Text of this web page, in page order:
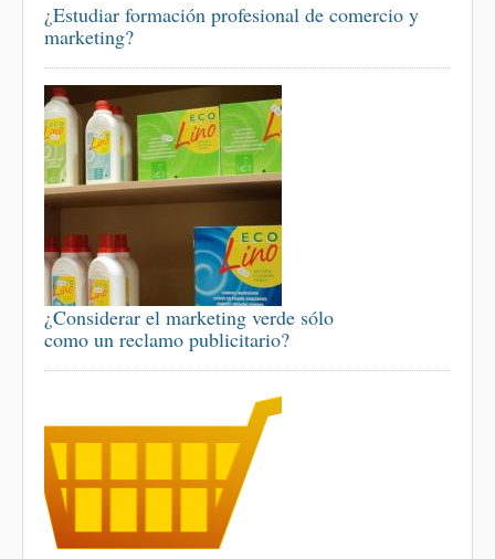
¿Estudiar formación profesional de comercio y
marketing?
¿Considerar el marketing verde sólo
como un reclamo publicitario?